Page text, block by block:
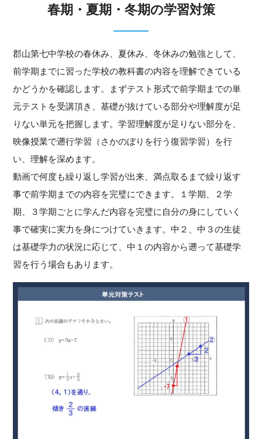
春期・夏期・冬期の学習対策
郡山第七中学校の春休み、夏休み、冬休みの勉強として、
前学期までに習った学校の教科書の内容を理解できている
かどうかを確認します。まずテスト形式で前学期までの単
元テストを受講頂き、基礎が抜けている部分や理解度が足
りない単元を把握します。学習理解度が足りない部分を、
映像授業で遡行学習（さかのぼりを行う復習学習）を行
い、理解を深めます。
動画で何度も繰り返し学習が出来、満点取るまで繰り返す
事で前学期までの内容を完璧にできます。１学期、２学
期、３学期ごとに学んだ内容を完璧に自分の身にしていく
事で確実に実力を身につけていきます。中２、中３の生徒
は基礎学力の状況に応じて、中１の内容から遡って基礎学
習を行う場合もあります。